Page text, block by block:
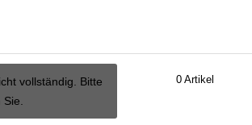
vollständig. Bitte
0 Artikel